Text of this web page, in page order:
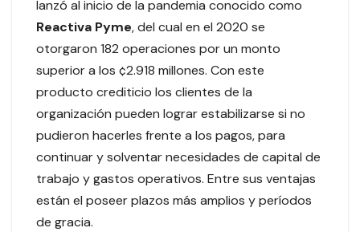
lanzó al inicio de la pandemia conocido como
Reactiva Pyme, del cual en el 2020 se
otorgaron 182 operaciones por un monto
superior a los ¢2.918 millones. Con este
producto crediticio los clientes de la
organización pueden lograr estabilizarse si no
pudieron hacerles frente a los pagos, para
continuar y solventar necesidades de capital de
trabajo y gastos operativos. Entre sus ventajas
están el poseer plazos más amplios y períodos
de gracia.